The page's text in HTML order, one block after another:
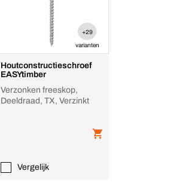
+29
varianten
Houtconstructieschroef
EASYtimber
Verzonken freeskop,
Deeldraad, TX, Verzinkt
Vergelijk